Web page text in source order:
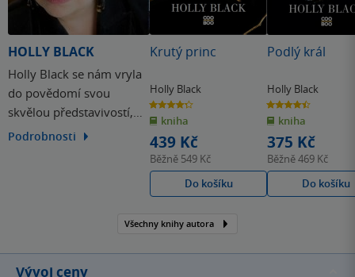
HOLLY BLACK
Holly Black se nám vryla
do povědomí svou
skvělou představivostí,
kterou promítá do svých
Daň peklu.
Podrobnosti
Krutý princ
Holly Black
4.3
z
5
hvězdiček
kniha
439 Kč
Běžně 549 Kč
Do košíku
Podlý král
Holly Black
4.5
z
5
hvězdiček
kniha
375 Kč
Běžně469 Kč
Do košíku
Všechny knihy autora
Vývoj ceny